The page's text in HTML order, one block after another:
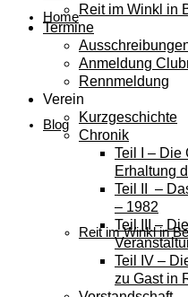
Home
Blog
Reit im Winkl in
Reit im Winkl in
Termine
Anmeldung
Rennmeldung
Verein
Kurzgeschichte
Chronik
Teil I – Die
Erhaltung
Teil II –
– 1982
Teil III –
Teil IV –
zu Gast in